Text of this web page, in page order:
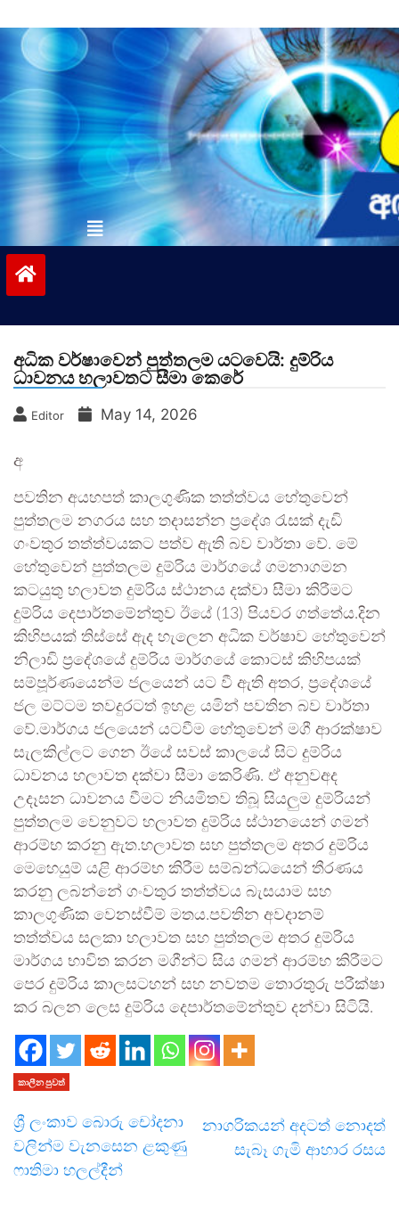
to
contentvinivida.lk
අධික වර්ෂාවෙන් පුත්තලම යටවෙයි: දුම්රිය
ධාවනය හලාවතට සීමා කෙරේ
Editor May 14, 2026
අ
පවතින අයහපත් කාලගුණික තත්ත්වය හේතුවෙන්
පුත්තලම නගරය සහ තදාසන්න ප්‍රදේශ රැසක් දැඩි
ගංවතුර තත්ත්වයකට පත්ව ඇති බව වාර්තා වේ. මේ
හේතුවෙන් පුත්තලම දුම්රිය මාර්ගයේ ගමනාගමන
කටයුතු හලාවත දුම්රිය ස්ථානය දක්වා සීමා කිරීමට
දුම්රිය දෙපාර්තමේන්තුව ඊයේ (13) පියවර ගත්තේය.දින
කිහිපයක් තිස්සේ ඇද හැලෙන අධික වර්ෂාව හේතුවෙන්
නිලාඩි ප්‍රදේශයේ දුම්රිය මාර්ගයේ කොටස් කිහිපයක්
සම්පූර්ණයෙන්ම ජලයෙන් යට වී ඇති අතර, ප්‍රදේශයේ
ජල මට්ටම තවදුරටත් ඉහළ යමින් පවතින බව වාර්තා
වේ.මාර්ගය ජලයෙන් යටවීම හේතුවෙන් මගී ආරක්ෂාව
සැලකිල්ලට ගෙන ඊයේ සවස් කාලයේ සිට දුම්රිය
ධාවනය හලාවත දක්වා සීමා කෙරිණි. ඒ අනුවඅද
උදෑසන ධාවනය වීමට නියමිතව තිබූ සියලුම දුම්රියන්
පුත්තලම වෙනුවට හලාවත දුම්රිය ස්ථානයෙන් ගමන්
ආරම්භ කරනු ඇත.හලාවත සහ පුත්තලම අතර දුම්රිය
මෙහෙයුම් යළි ආරම්භ කිරීම සම්බන්ධයෙන් තීරණය
කරනු ලබන්නේ ගංවතුර තත්ත්වය බැසයාම සහ
කාලගුණික වෙනස්වීම් මතය.පවතින අවදානම්
තත්ත්වය සලකා හලාවත සහ පුත්තලම අතර දුම්රිය
මාර්ගය භාවිත කරන මගීන්ට සිය ගමන් ආරම්භ කිරීමට
පෙර දුම්රිය කාලසටහන් සහ නවතම තොරතුරු පරීක්ෂා
කර බලන ලෙස දුම්රිය දෙපාර්තමේන්තුව දන්වා සිටියි.
කාලීන පුවත්
ශ්‍රී ලංකාව බොරු චෝදනා
වලින්ම වැනසෙන ළකුණු
ෆාතිමා හලල්දීන්
නාගරිකයන් අදටත් නොදත්
සැබෑ ගැමි ආහාර රසය